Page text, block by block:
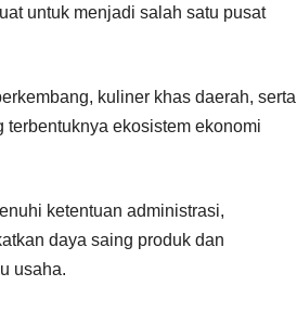
untuk menjadi salah satu pusat
kuliner khas daerah, serta
ekosistem ekonomi
ketentuan administrasi,
daya saing produk dan
usaha.